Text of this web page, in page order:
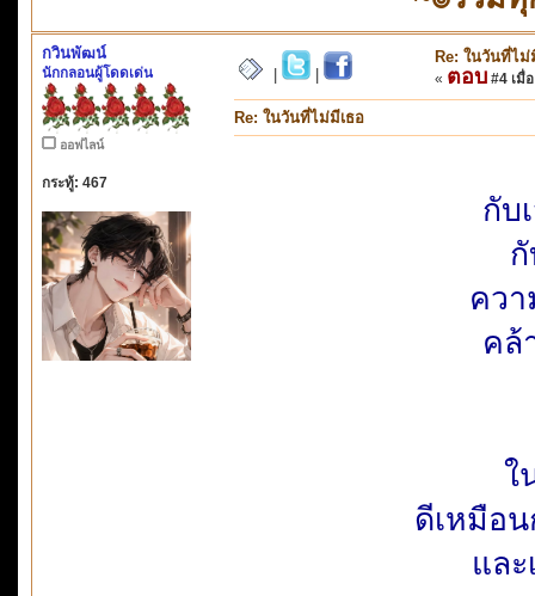
กวินพัฒน์
นักกลอนผู้โดดเด่น
ออฟไลน์
กระทู้: 467
Re: ในวันที่ไม่
« ตอบ #4 เมื่
Re: ในวันที่ไม่มีเธอ
กับ
คว
คล้
ใ
ดีเหมือน
แล